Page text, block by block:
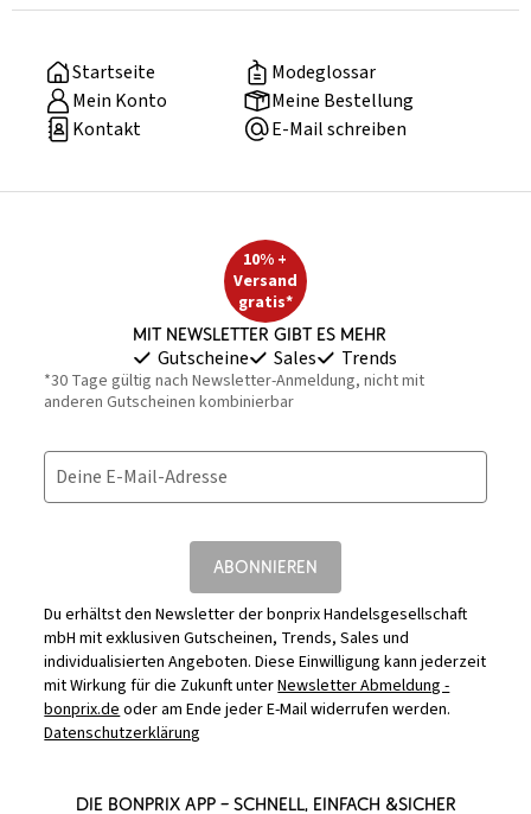
Startseite
Modeglossar
Mein Konto
Meine Bestellung
Kontakt
E-Mail schreiben
10% +
Versand
gratis*
Mit Newsletter gibt es mehr
Gutscheine Sales Trends
*30 Tage gültig nach Newsletter-Anmeldung, nicht mit
anderen Gutscheinen kombinierbar
Deine E-Mail-Adresse
ABONNIEREN
Du erhältst den Newsletter der bonprix Handelsgesellschaft
mbH mit exklusiven Gutscheinen, Trends, Sales und
individualisierten Angeboten. Diese Einwilligung kann jederzeit
mit Wirkung für die Zukunft unterNewsletter Abmeldung -
bonprix.deoder am Ende jeder E-Mail widerrufen werden.
Datenschutzerklärung
DIE BONPRIX APP – SCHNELL, EINFACH &SICHER